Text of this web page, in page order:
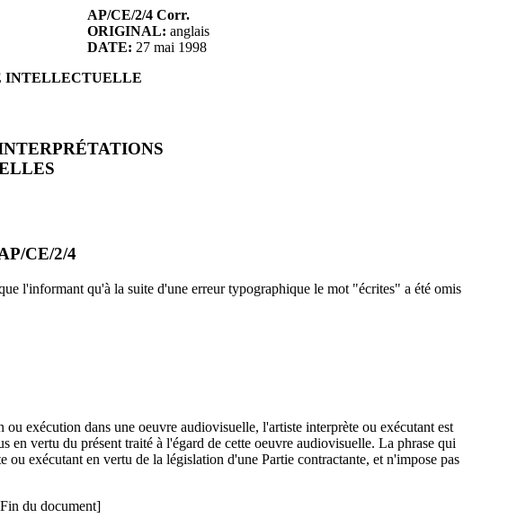
AP/CE/2/4 Corr.
ORIGINAL: anglais
DATE: 27 mai 1998
INTELLECTUELLE
CE/2/4
l'informant qu'à la suite d'une erreur typographique le mot "écrites" a été omis
exécution dans une oeuvre audiovisuelle, l'artiste interprète ou exécutant est
en vertu du présent traité à l'égard de cette oeuvre audiovisuelle. La phrase qui
exécutant en vertu de la législation d'une Partie contractante, et n'impose pas
du document]